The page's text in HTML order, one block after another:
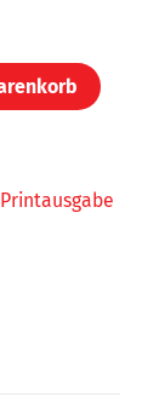
Printausgabe